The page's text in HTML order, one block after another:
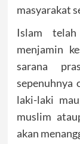
masyarakat
Islam
menjamin
sarana
sepenuhnya
laki-laki
muslim
akan